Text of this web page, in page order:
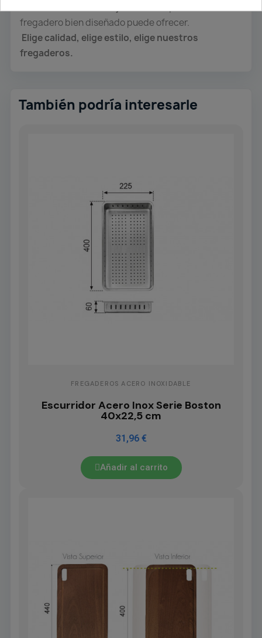
Disfruta delbienestar y la calidadque solo un
fregadero bien diseñado puede ofrecer.
Elige calidad, elige estilo, elige nuestros
fregaderos.
También podría interesarle
FREGADEROS ACERO INOXIDABLE
Escurridor Acero Inox Serie Boston
40x22,5 cm
31,96 €
Añadir al carrito